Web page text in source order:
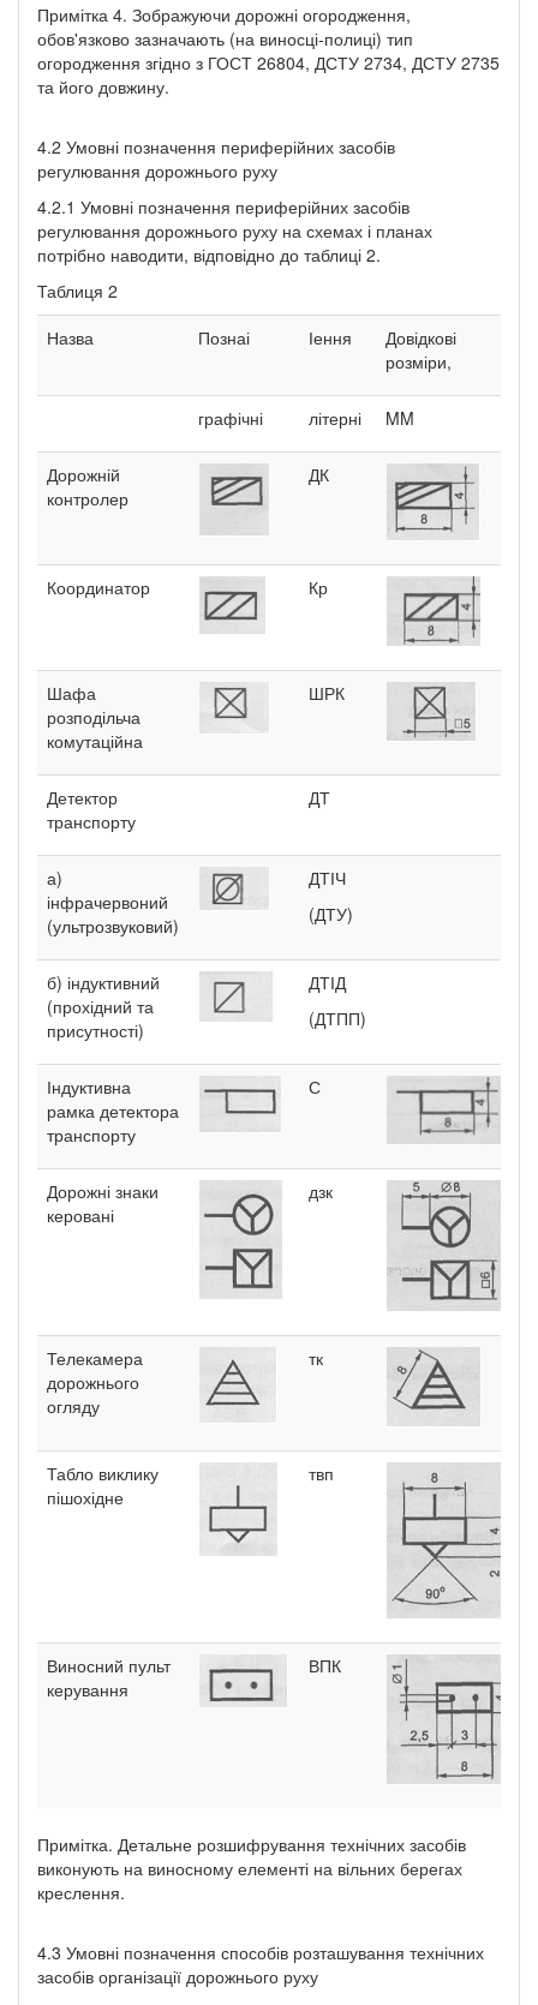
Примітка 4. Зображуючи дорожні огородження,
обов'язково зазначають (на виносці-полиці) тип
огородження згідно з ГОСТ 26804, ДСТУ 2734, ДСТУ 2735
та його довжину.
4.2 Умовні позначення периферійних засобів
регулювання дорожнього руху
4.2.1 Умовні позначення периферійних засобів
регулювання дорожнього руху на схемах і планах
потрібно наводити, відповідно до таблиці 2.
Таблиця 2
Назва
Познаі Іення
Довідкові
розміри,
графічні літерні MM
Дорожній
контролер
ДК
Координатор Кр
Шафа
розподільча
комутаційна
ШРК
Детектор
транспорту
ДТ
а)
інфрачервоний
(ультрозвуковий)
ДТІЧ
(ДТУ)
б) індуктивний
(прохідний та
присутності)
ДТІД
(ДТПП)
Індуктивна
рамка детектора
транспорту
С
Дорожні знаки
керовані
дзк
Телекамера
дорожнього
огляду
тк
Табло виклику
пішохідне
твп
Виносний пульт
керування
ВПК
Примітка. Детальне розшифрування технічних засобів
виконують на виносному елементі на вільних берегах
креслення.
4.3 Умовні позначення способів розташування технічних
засобів організації дорожнього руху